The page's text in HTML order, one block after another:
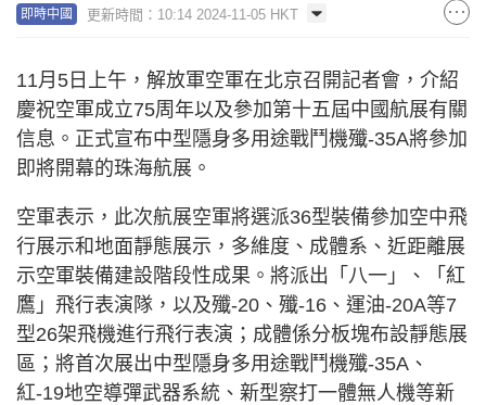
即時中國 更新時間：10:14 2024-11-05 HKT
11月5日上午，解放軍空軍在北京召開記者會，介紹
慶祝空軍成立75周年以及參加第十五屆中國航展有關
信息。正式宣布中型隱身多用途戰鬥機殲-35A將參加
即將開幕的珠海航展。
空軍表示，此次航展空軍將選派36型裝備參加空中飛
行展示和地面靜態展示，多維度、成體系、近距離展
示空軍裝備建設階段性成果。將派出「八一」、「紅
鷹」飛行表演隊，以及殲-20、殲-16、運油-20A等7
型26架飛機進行飛行表演；成體係分板塊布設靜態展
區；將首次展出中型隱身多用途戰鬥機殲-35A、
紅-19地空導彈武器系統、新型察打一體無人機等新